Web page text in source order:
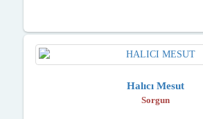
Halıcı Mesut
Sorgun